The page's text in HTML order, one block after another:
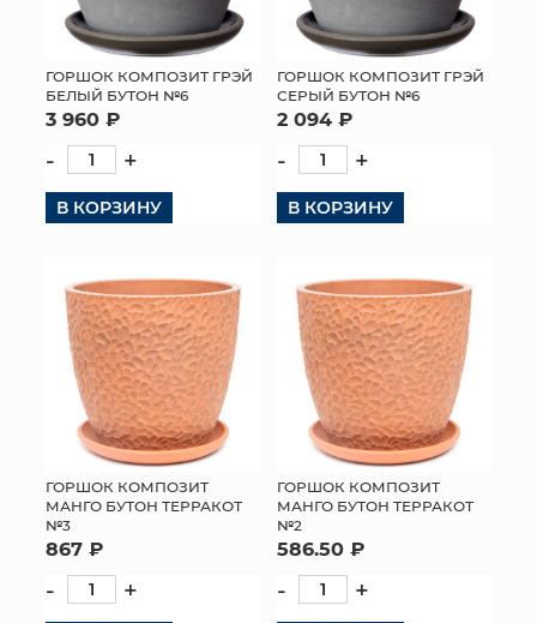
ГОРШОК КОМПОЗИТ ГРЭЙ
БЕЛЫЙ БУТОН №6
3 960 ₽
- +
В КОРЗИНУ
ГОРШОК КОМПОЗИТ ГРЭЙ
СЕРЫЙ БУТОН №6
2 094 ₽
- +
В КОРЗИНУ
ГОРШОК КОМПОЗИТ
МАНГО БУТОН ТЕРРАКОТ
№3
867 ₽
- +
ГОРШОК КОМПОЗИТ
МАНГО БУТОН ТЕРРАКОТ
№2
586.50 ₽
- +